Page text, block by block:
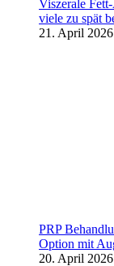
Viszerale
viele zu spät
21. April 2026
PRP
Option mit
20. April 2026